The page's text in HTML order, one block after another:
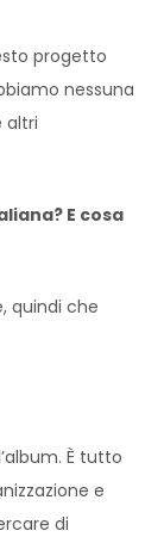
progetto
nessuna
altri
E cosa
quindi che
È tutto
e
di